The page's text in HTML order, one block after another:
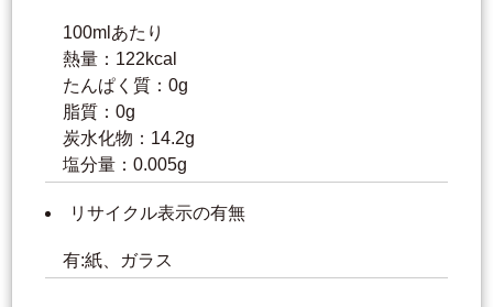
100mlあたり
熱量：122kcal
たんぱく質：0g
脂質：0g
炭水化物：14.2g
塩分量：0.005g
リサイクル表示の有無
有:紙、ガラス